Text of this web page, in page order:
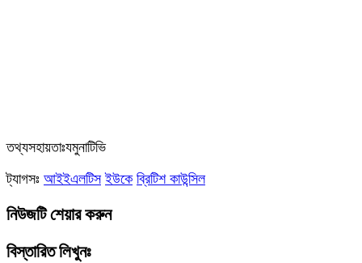
‎তথ্যসহায়তাঃযমুনাটিভি
ট্যাগসঃ আইইএলটিস ইউকে ব্রিটিশ কাউন্সিল
নিউজটি শেয়ার করুন
বিস্তারিত লিখুনঃ